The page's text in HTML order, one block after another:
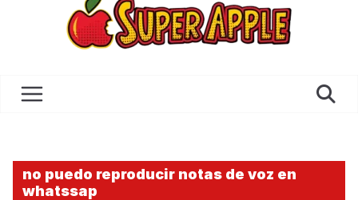
no puedo reproducir notas de voz en
whatssap